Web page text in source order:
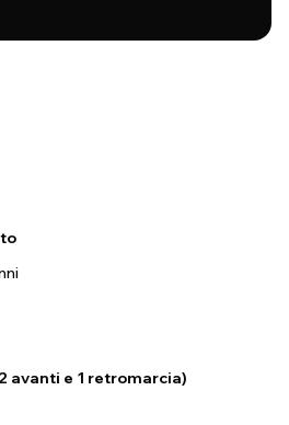
avanti e 1 retromarcia)